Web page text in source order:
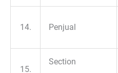
14. Penjual
15.
Section